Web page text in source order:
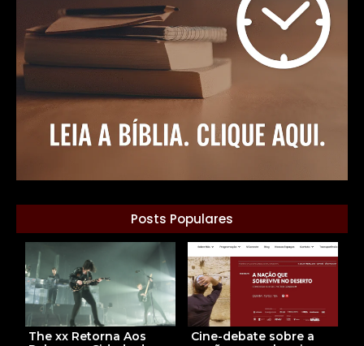
Posts Populares
The xx Retorna Aos
Cine-debate sobre a